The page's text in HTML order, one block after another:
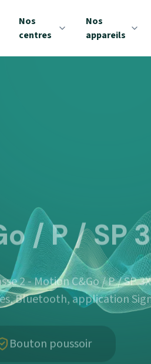
Nos
centres
Nos
appareils
/ P / SP
2 - Motion C&Go / P / SP
Bluetooth, application